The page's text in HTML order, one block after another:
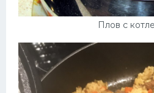
Плов с